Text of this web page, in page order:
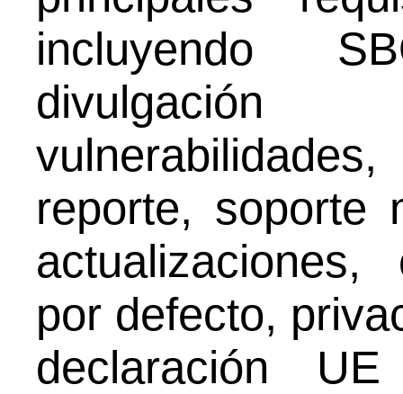
incluyendo
reporte, soporte
actualizaciones,
por defecto,
declaración